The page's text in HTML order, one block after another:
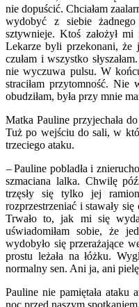
nie dopuścić. Chciałam
wydobyć z siebie
sztywnieje. Ktoś założył
Lekarze byli przekonani, że
czułam i wszystko
nie wyczuwa pulsu. W
straciłam przytomność. Nie
obudziłam, była przy mnie
Matka Pauline przyjechała
Tuż po wejściu do sali, w
trzeciego ataku.
– Pauline pobladła i
szmaciana lalka. Chwilę
trzęsły się tylko jej
rozprzestrzeniać i stawały
Trwało to, jak mi się
uświadomiłam sobie, że
wydobyło się przerażające
prostu leżała na łóżku.
normalny sen. Ani ja, ani
Pauline nie pamiętała